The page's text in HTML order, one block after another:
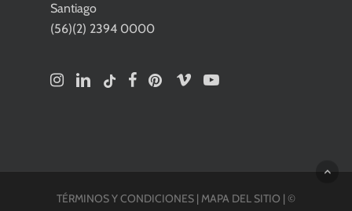
Santiago
(56)(2) 2394 0000
TÉRMINOS Y CONDICIONES | MAPA DEL SITIO | ©